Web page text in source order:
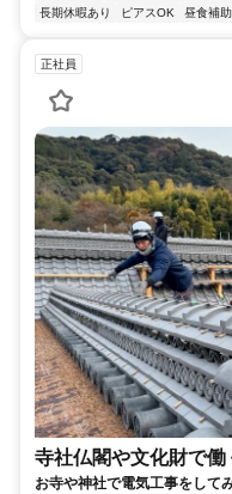
長期休暇あり
ピアスOK 昼食補
正社員
寺社仏閣や文化財で
お寺や神社で電気工事をして